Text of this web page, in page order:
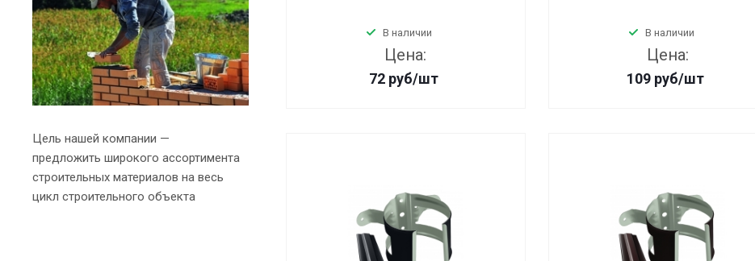
В наличии
Цена:
72 руб/шт
В наличии
Цена:
109 руб/шт
Цель нашей компании —
предложить широкого ассортимента
строительных материалов на весь
цикл строительного объекта